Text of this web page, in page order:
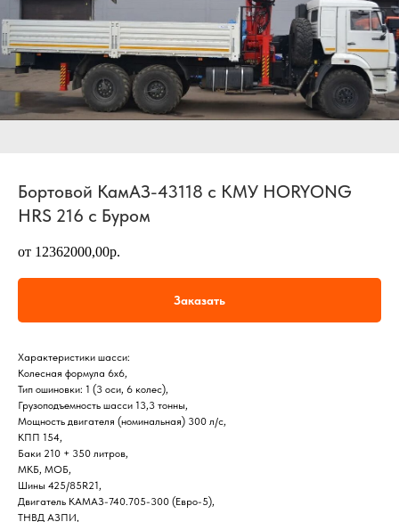
Бортовой КамАЗ-43118 с КМУ HORYONG
HRS 216 с Буром
от 12362000,00р.
Заказать
Характеристики шасси:
Колесная формула 6х6,
Тип ошиновки: 1 (3 оси, 6 колес),
Грузоподъемность шасси 13,3 тонны,
Мощность двигателя (номинальная) 300 л/с,
КПП 154,
Баки 210 + 350 литров,
МКБ, МОБ,
Шины 425/85R21,
Двигатель КАМАЗ-740.705-300 (Евро-5),
ТНВД АЗПИ,